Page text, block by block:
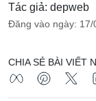
Tác giả: depweb
Đăng vào ngày: 17/
CHIA SẺ BÀI VIẾT